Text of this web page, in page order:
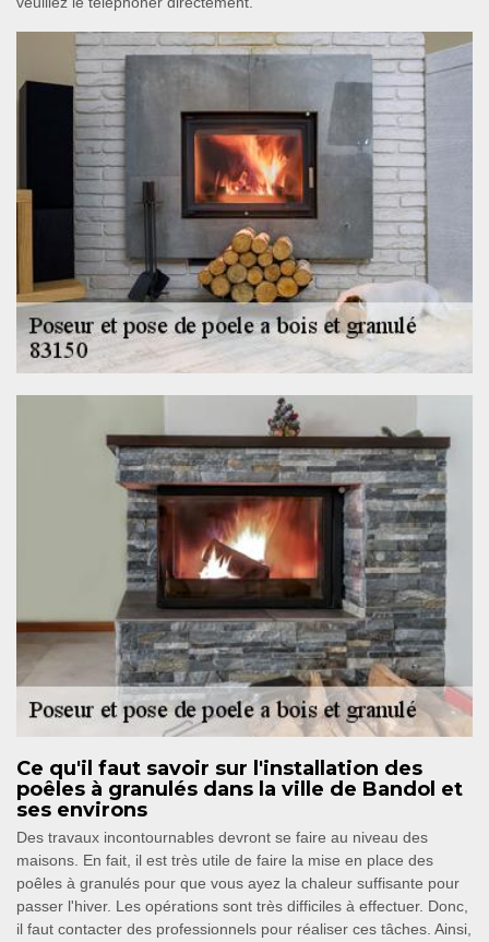
Ce qu'il faut savoir sur l'installation des
poêles à granulés dans la ville de Bandol et
ses environs
Des travaux incontournables devront se faire au niveau des
maisons. En fait, il est très utile de faire la mise en place des
poêles à granulés pour que vous ayez la chaleur suffisante pour
passer l'hiver. Les opérations sont très difficiles à effectuer. Donc,
il faut contacter des professionnels pour réaliser ces tâches. Ainsi,